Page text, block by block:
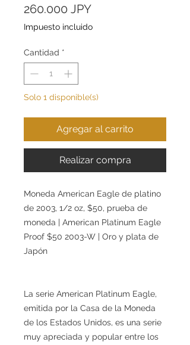
260.000 JPYPrecio
Impuesto incluido
Cantidad *
Solo 1 disponible(s)
Agregar al carrito
Realizar compra
Moneda American Eagle de platino
de 2003, 1/2 oz, $50, prueba de
moneda | American Platinum Eagle
Proof $50 2003-W | Oro y plata de
Japón
La serie American Platinum Eagle,
emitida por la Casa de la Moneda
de los Estados Unidos, es una serie
muy apreciada y popular entre los